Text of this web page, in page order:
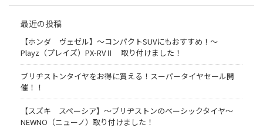
最近の投稿
【ホンダ ヴェゼル】～コンパクトSUVにもおすすめ！～
Playz（プレイズ）PX-RVⅡ 取り付けました！
ブリヂストンタイヤをお得に買える！スーパータイヤセール開
催！！
【スズキ スペーシア】～ブリヂストンのベーシックタイヤ～
NEWNO（ニューノ）取り付けました！